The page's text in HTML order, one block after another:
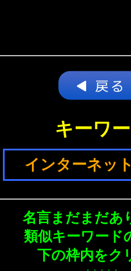
キーワ
インターネッ
名言まだまだあ
類似キーワード
下の枠内をク